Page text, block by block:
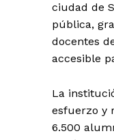
ciudad de
pública,
docentes
accesible
La
esfuerzo y
6.500